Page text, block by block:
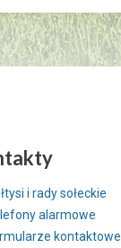
i rady sołeckie
alarmowe
kontaktowe